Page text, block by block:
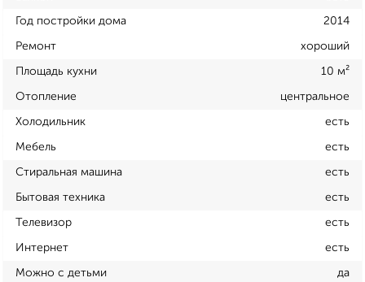
Год постройки дома 2014
Ремонт хороший
Площадь кухни 10 м²
Отопление центральное
Холодильник есть
Мебель есть
Стиральная машина есть
Бытовая техника есть
Телевизор есть
Интернет есть
Можно с детьми да